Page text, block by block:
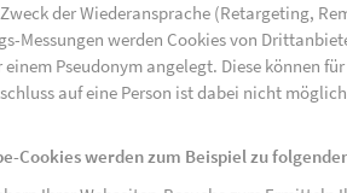
der Wiederansprache (Retargeting,
Messungen werden Cookies von
einem Pseudonym angelegt. Diese können
auf eine Person ist dabei nicht
Cookies werden zum Beispiel zu